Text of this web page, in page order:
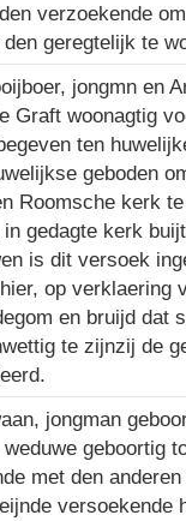
verzoekende
geregtelijk te
jongmn en
Graft woonagtig
ten
geboden
Roomsche kerk
gedagte kerk
is dit versoek
op verklaering
en bruijd dat
te zijnzij de
jongman
geboortig
met den
versoekende